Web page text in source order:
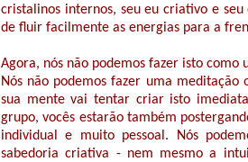
cristalinos internos, seu eu criativo e
de fluir facilmente as energias para a
Agora, nós não podemos fazer isto
Nós não podemos fazer uma
sua mente vai tentar criar isto
grupo, vocês estarão também
individual e muito pessoal. Nós
sabedoria criativa - nem mesmo a